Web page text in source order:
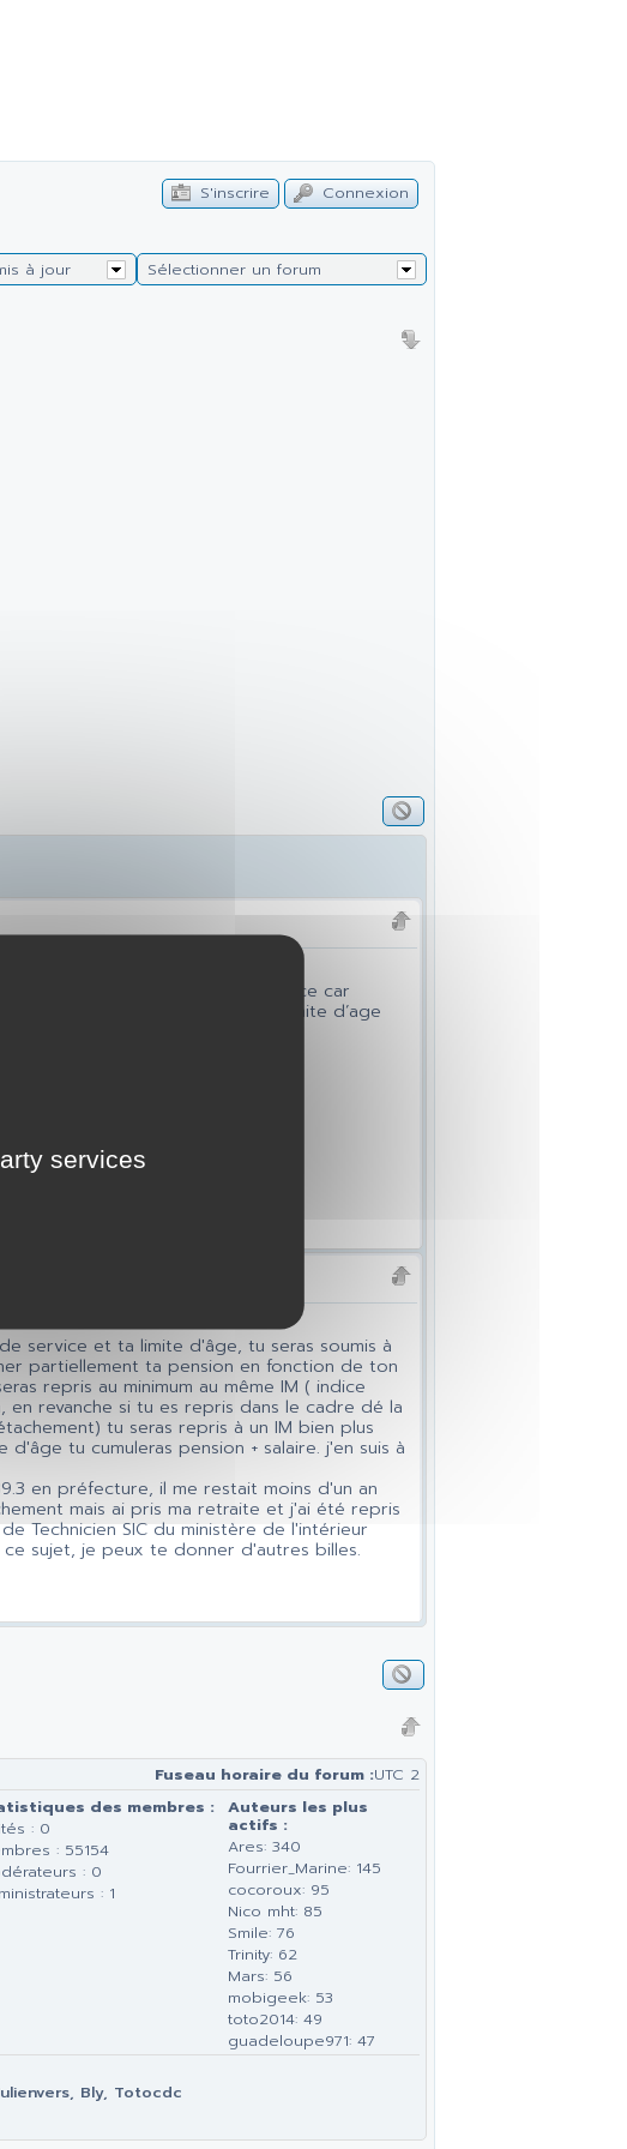
Connexion
S'inscrire
Sélectionner un forum
à jour
publique après 25 ans de service car
pension est versée à la date de limite d’age
service et ta limite d'âge, tu seras soumis à
partiellement ta pension en fonction de ton
repris au minimum au même IM ( indice
revanche si tu es repris dans le cadre dé la
tu seras repris à un IM bien plus
tu cumuleras pension + salaire. j'en suis à
en préfecture, il me restait moins d'un an
mais ai pris ma retraite et j'ai été repris
Technicien SIC du ministère de l'intérieur
sujet, je peux te donner d'autres billes.
Fuseau horaire du forum :UTC 2
Auteurs les plus
actifs :
Ares: 340
Fourrier_Marine: 145
cocoroux: 95
Nico mht: 85
Smile: 76
Trinity: 62
Mars: 56
mobigeek: 53
toto2014: 49
guadeloupe971: 47
des membres :
: 0
: 55154
: 0
: 1
Bly, Totocdc
services